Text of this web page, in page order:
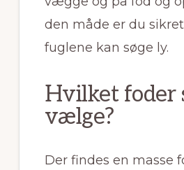
den måde er du
fuglene kan søge ly.
Hvilket foder
vælge?
Der findes en masse